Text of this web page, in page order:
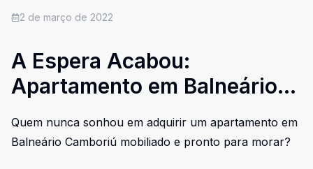
2 de março de 2022
A Espera Acabou:
Apartamento em Balneário
Quem nunca sonhou em adquirir um apartamento em
Balneário Camboriú mobiliado e pronto para morar?